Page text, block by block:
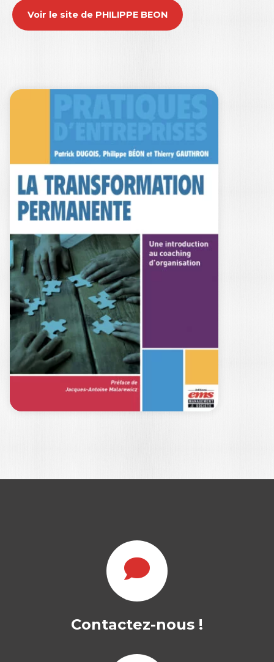
Voir le site de PHILIPPE BEON
TRANSFORMATION
PERMANENTE
PATRICK DUGOIS|PHILIPPE BEON|
Les entreprises vivent aujourd’hui l’ère
Contactez-nous !